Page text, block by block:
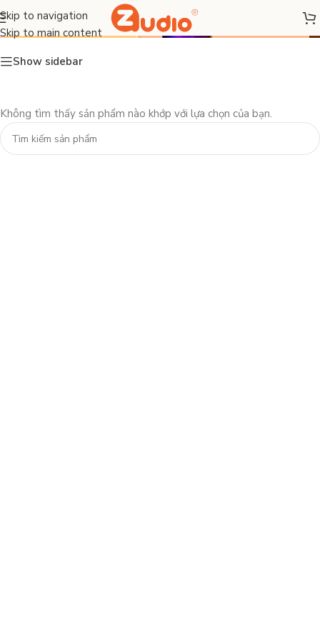
Skip to navigation
Skip to main contentvăn phòng
Show sidebar
Không tìm thấy sản phẩm nào khớp với lựa chọn của bạn.